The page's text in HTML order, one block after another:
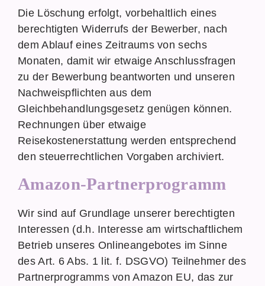
Die Löschung erfolgt, vorbehaltlich eines
berechtigten Widerrufs der Bewerber, nach
dem Ablauf eines Zeitraums von sechs
Monaten, damit wir etwaige Anschlussfragen
zu der Bewerbung beantworten und unseren
Nachweispflichten aus dem
Gleichbehandlungsgesetz genügen können.
Rechnungen über etwaige
Reisekostenerstattung werden entsprechend
den steuerrechtlichen Vorgaben archiviert.
Amazon-Partnerprogramm
Wir sind auf Grundlage unserer berechtigten
Interessen (d.h. Interesse am wirtschaftlichem
Betrieb unseres Onlineangebotes im Sinne
des Art. 6 Abs. 1 lit. f. DSGVO) Teilnehmer des
Partnerprogramms von Amazon EU, das zur